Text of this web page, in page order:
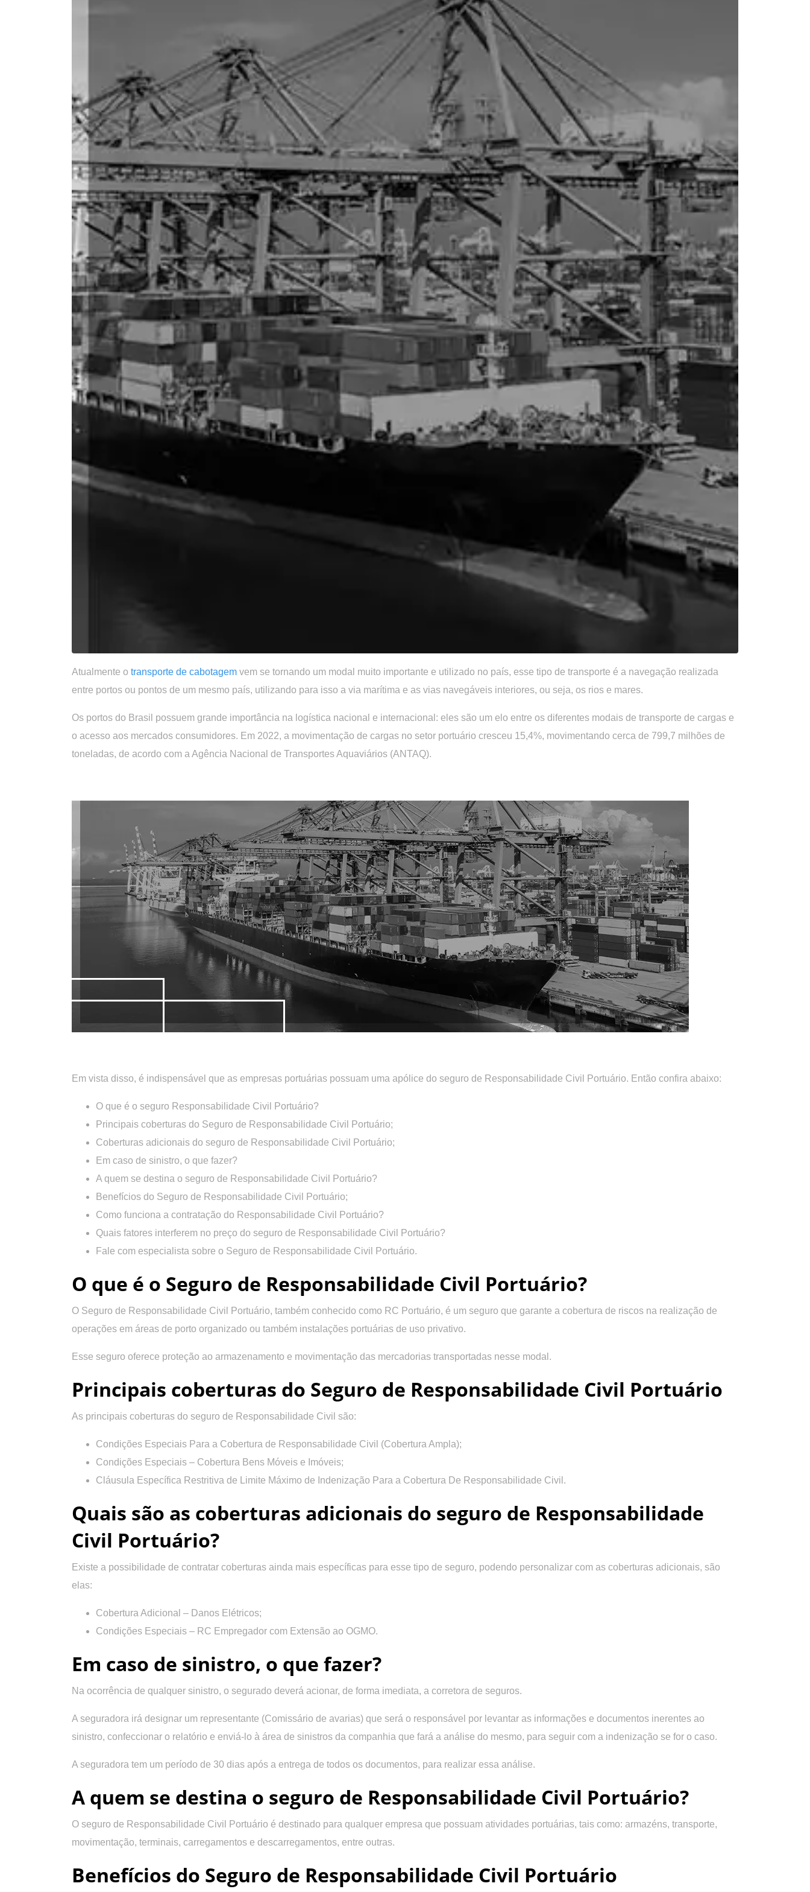
Atualmente o transporte de cabotagem vem se tornando um modal muito importante e utilizado no país, esse tipo de transporte é a navegação realizada
entre portos ou pontos de um mesmo país, utilizando para isso a via marítima e as vias navegáveis interiores, ou seja, os rios e mares.
Os portos do Brasil possuem grande importância na logística nacional e internacional: eles são um elo entre os diferentes modais de transporte de cargas e
o acesso aos mercados consumidores. Em 2022, a movimentação de cargas no setor portuário cresceu 15,4%, movimentando cerca de 799,7 milhões de
toneladas, de acordo com a Agência Nacional de Transportes Aquaviários (ANTAQ).
Em vista disso, é indispensável que as empresas portuárias possuam uma apólice do seguro de Responsabilidade Civil Portuário. Então confira abaixo:
O que é o seguro Responsabilidade Civil Portuário?
Principais coberturas do Seguro de Responsabilidade Civil Portuário;
Coberturas adicionais do seguro de Responsabilidade Civil Portuário;
Em caso de sinistro, o que fazer?
A quem se destina o seguro de Responsabilidade Civil Portuário?
Benefícios do Seguro de Responsabilidade Civil Portuário;
Como funciona a contratação do Responsabilidade Civil Portuário?
Quais fatores interferem no preço do seguro de Responsabilidade Civil Portuário?
Fale com especialista sobre o Seguro de Responsabilidade Civil Portuário.
O que é o Seguro de Responsabilidade Civil Portuário?
O Seguro de Responsabilidade Civil Portuário, também conhecido como RC Portuário, é um seguro que garante a cobertura de riscos na realização de
operações em áreas de porto organizado ou também instalações portuárias de uso privativo.
Esse seguro oferece proteção ao armazenamento e movimentação das mercadorias transportadas nesse modal.
Principais coberturas do Seguro de Responsabilidade Civil Portuário
As principais coberturas do seguro de Responsabilidade Civil são:
Condições Especiais Para a Cobertura de Responsabilidade Civil (Cobertura Ampla);
Condições Especiais – Cobertura Bens Móveis e Imóveis;
Cláusula Específica Restritiva de Limite Máximo de Indenização Para a Cobertura De Responsabilidade Civil.
Quais são as coberturas adicionais do seguro de Responsabilidade
Civil Portuário?
Existe a possibilidade de contratar coberturas ainda mais específicas para esse tipo de seguro, podendo personalizar com as coberturas adicionais, são
elas:
Cobertura Adicional – Danos Elétricos;
Condições Especiais – RC Empregador com Extensão ao OGMO.
Em caso de sinistro, o que fazer?
Na ocorrência de qualquer sinistro, o segurado deverá acionar, de forma imediata, a corretora de seguros.
A seguradora irá designar um representante (Comissário de avarias) que será o responsável por levantar as informações e documentos inerentes ao
sinistro, confeccionar o relatório e enviá-lo à área de sinistros da companhia que fará a análise do mesmo, para seguir com a indenização se for o caso.
A seguradora tem um período de 30 dias após a entrega de todos os documentos, para realizar essa análise.
A quem se destina o seguro de Responsabilidade Civil Portuário?
O seguro de Responsabilidade Civil Portuário é destinado para qualquer empresa que possuam atividades portuárias, tais como: armazéns, transporte,
movimentação, terminais, carregamentos e descarregamentos, entre outras.
Benefícios do Seguro de Responsabilidade Civil Portuário